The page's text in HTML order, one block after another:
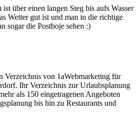
über einen langen Steg bis aufs Wasser
Wetter gut ist und man in die richtige
sogar die Postboje sehen :)
Verzeichnis von 1aWebmarketing für
Ihr Verzeichnis zur Urlaubsplanung
als 150 eingetragenen Angeboten
bis hin zu Restaurants und